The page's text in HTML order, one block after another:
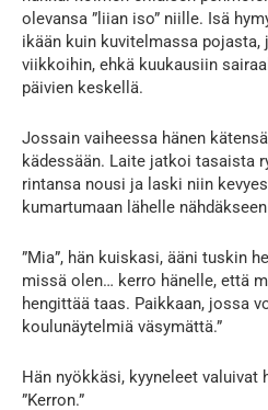
olevansa ”liian iso” niille. Isä
ikään kuin kuvitelmassa pojasta,
viikkoihin, ehkä kuukausiin
päivien keskellä.
Jossain vaiheessa hänen
kädessään. Laite jatkoi tasaista
rintansa nousi ja laski niin
kumartumaan lähelle
”Mia”, hän kuiskasi, ääni tuskin
missä olen… kerro hänelle, että
hengittää taas. Paikkaan, jossa
koulunäytelmiä väsymättä.”
Hän nyökkäsi, kyyneleet valuivat
”Kerron.”